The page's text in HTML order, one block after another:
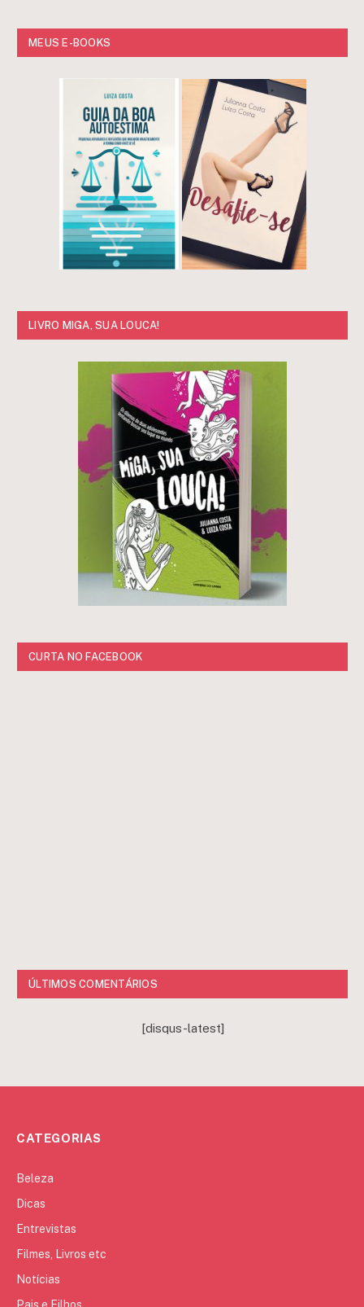
MEUS E-BOOKS
LIVRO MIGA, SUA LOUCA!
CURTA NO FACEBOOK
ÚLTIMOS COMENTÁRIOS
[disqus-latest]
CATEGORIAS
Beleza
Dicas
Entrevistas
Filmes, Livros etc
Notícias
Pais e Filhos